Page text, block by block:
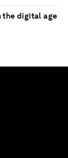
the digital age